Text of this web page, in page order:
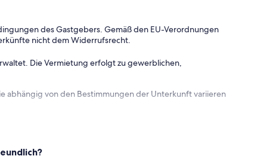
des Gastgebers. Gemäß den EU-Verordnungen
nicht dem Widerrufsrecht.
Die Vermietung erfolgt zu gewerblichen,
abhängig von den Bestimmungen der Unterkunft variieren